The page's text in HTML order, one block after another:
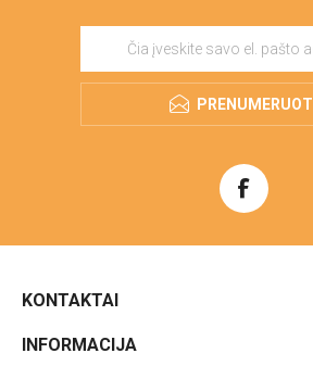
PRENUMERUOTI
KONTAKTAI
INFORMACIJA